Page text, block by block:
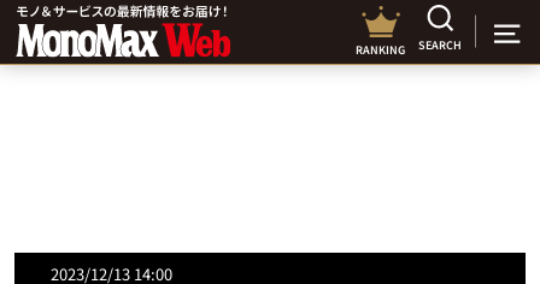
RANKING SEARCH
2023/12/13 14:00